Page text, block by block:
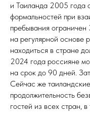
и Таиланда 2005 года
формальностей при
пребывания ограничен
на регулярной основе
находиться в стране
2024 года россияне
на срок до 90 дней.
Сейчас же таиландские
продолжительность
гостей из всех стран,